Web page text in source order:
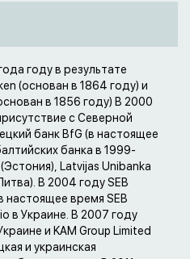
году в результате
(основан в 1864 году) и
в 1856 году) В 2000
с Северной
банк BfG (в настоящее
банка в 1999-
Latvijas Unibanka
В 2004 году SEB
настоящее время SEB
в Украине. В 2007 году
и KAM Group Limited
и украинская